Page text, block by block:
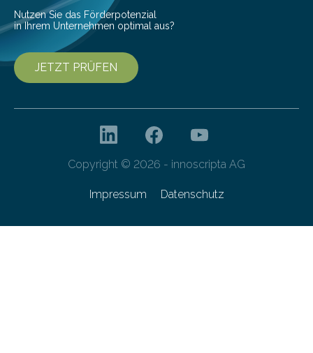
Forschungsprogramm „Datenrekonstruktion…
Nutzen Sie das Förderpotenzial
in Ihrem Unternehmen optimal aus?
JETZT PRÜFEN
Copyright © 2026 - innoscripta AG
Impressum Datenschutz